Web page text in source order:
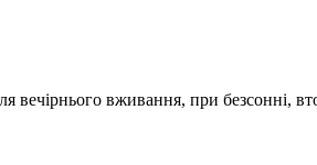
вживання, при безсонні,